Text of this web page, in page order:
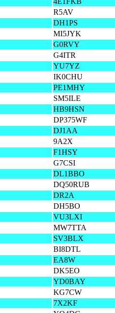
R5AV
DH1PS
MI5JYK
G0RVY
G4ITR
YU7YZ
IK0CHU
PE1MHY
SM5ILE
HB9HSN
DP375WF
DJ1AA
9A2X
F1HSY
G7CSI
DL1BBO
DQ50RUB
DR2A
DH5BO
VU3LXI
MW7TTA
SV3BLX
BI8DTL
EA8W
DK5EO
YD0BAY
KG7CW
7X2KF